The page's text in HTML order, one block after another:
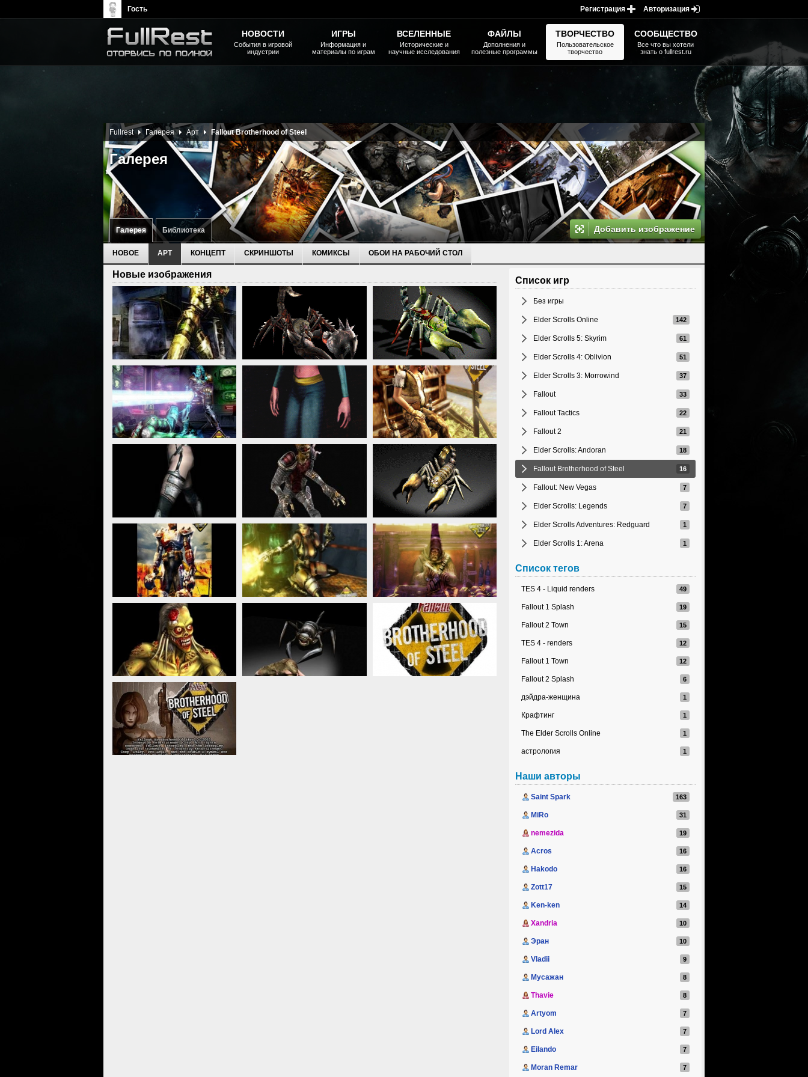
Галерея Библиотека Добавить изображение
Галерея
Fullrest Галерея Арт Fallout Brotherhood of Steel
НОВОЕ АРТ КОНЦЕПТ СКРИНШОТЫ КОМИКСЫ ОБОИ НА РАБОЧИЙ СТОЛ
Список игр
Без игры
Elder Scrolls Online
Elder Scrolls 5: Skyrim
Elder Scrolls 4: Oblivion
Elder Scrolls 3: Morrowind
Fallout
Fallout Tactics
Fallout 2
Elder Scrolls: Andoran
Fallout Brotherhood of Steel
Fallout: New Vegas
Elder Scrolls: Legends
Elder Scrolls Adventures: Redguard
Elder Scrolls 1: Arena
Список тегов
TES 4 - Liquid renders
Fallout 1 Splash
Fallout 2 Town
TES 4 - renders
Fallout 1 Town
Fallout 2 Splash
дэйдра-женщина
Крафтинг
The Elder Scrolls Online
астрология
Наши авторы
Saint Spark
MiRo
nemezida
Acros
Hakodo
Zott17
Ken-ken
Xandria
Эран
Vladii
Мусажан
Thavie
Artyom
Lord Alex
Eilando
Moran Remar
Новые изображения
НОВОСТИ
События в игровой
индустрии
ИГРЫ
Информация и
материалы по играм
ВСЕЛЕННЫЕ
Исторические и
научные исследования
ФАЙЛЫ
Дополнения и
полезные программы
ТВОРЧЕСТВО
Пользовательское
творчество
СООБЩЕСТВО
Все что вы хотели
знать о fullrest.ru
Авторизация
Регистрация
Гость